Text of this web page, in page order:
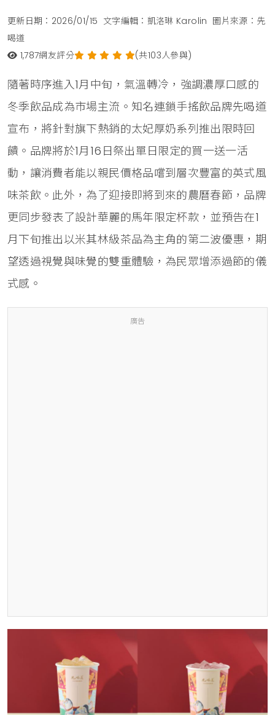
更新日期：2026/01/15 文字編輯：凱洛琳 Karolin 圖片來源：先
喝道
1,787網友評分 (共103人參與)
隨著時序進入1月中旬，氣溫轉冷，強調濃厚口感的
冬季飲品成為市場主流。知名連鎖手搖飲品牌先喝道
宣布，將針對旗下熱銷的太妃厚奶系列推出限時回
饋。品牌將於1月16日祭出單日限定的買一送一活
動，讓消費者能以親民價格品嚐到層次豐富的英式風
味茶飲。此外，為了迎接即將到來的農曆春節，品牌
更同步發表了設計華麗的馬年限定杯款，並預告在1
月下旬推出以米其林級茶品為主角的第二波優惠，期
望透過視覺與味覺的雙重體驗，為民眾增添過節的儀
式感。
廣告